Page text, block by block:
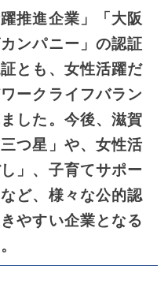
推進企業」「大阪
ンパニー」の認証
とも、女性活躍だ
ークライフバラン
した。今後、滋賀
つ星」や、女性活
」、子育てサポー
ど、様々な公的認
やすい企業となる